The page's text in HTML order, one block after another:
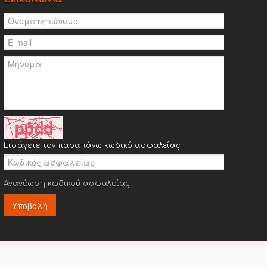
Εισάγετε τον παραπάνω κωδικό ασφαλείας
Ανανέωση κωδικού ασφαλείας
Υποβολή